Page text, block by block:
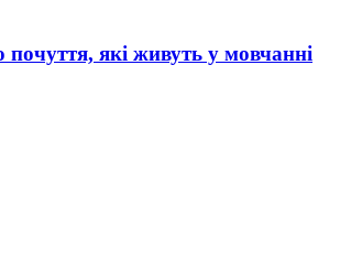
які живуть у мовчанні